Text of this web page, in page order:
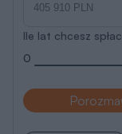
Ile lat chcesz
0